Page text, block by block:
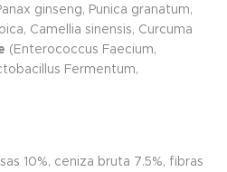
ginseng, Punica granatum,
Camellia sinensis, Curcuma
(Enterococcus Faecium,
Fermentum,
10%, ceniza bruta 7.5%, fibras